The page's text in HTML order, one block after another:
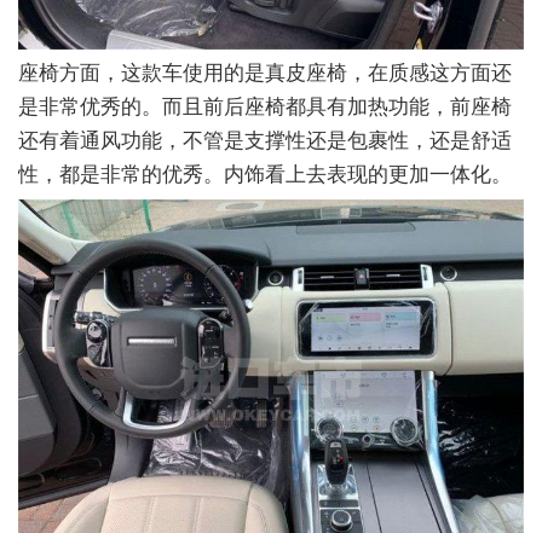
座椅方面，这款车使用的是真皮座椅，在质感这方面还
是非常优秀的。而且前后座椅都具有加热功能，前座椅
还有着通风功能，不管是支撑性还是包裹性，还是舒适
性，都是非常的优秀。内饰看上去表现的更加一体化。